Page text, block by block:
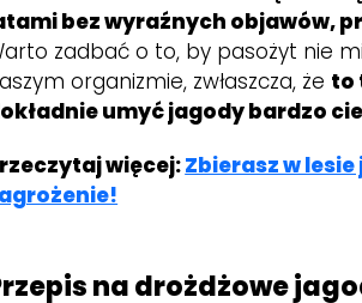
bez wyraźnych objawów,
zadbać o to, by pasożyt nie
organizmie, zwłaszcza, że to
umyć jagody bardzo
więcej:Zbierasz w
na drożdżowe